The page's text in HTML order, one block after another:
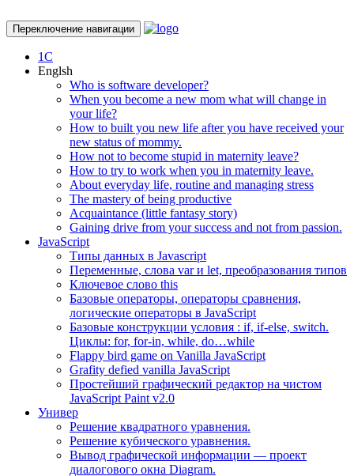
Переключение навигации
1С
Englsh
Who is software developer?
When you become a new mom what will change in
your life?
How to built you new life after you have received your
new status of mommy.
How not to become stupid in maternity leave?
How to try to work when you in maternity leave.
About everyday life, routine and managing stress
The mastery of being productive
Acquaintance (little fantasy story)
Gaining drive from your success and not from passion.
JavaScript
Типы данных в Javascript
Переменные, слова var и let, преобразования типов
Ключевое слово this
Базовые операторы, операторы сравнения,
логические операторы в JavaScript
Базовые конструкции условия : if, if-else, switch.
Циклы: for, for-in, while, do…while
Flappy bird game on Vanilla JavaScript
Grafity defied vanilla JavaScript
Простейший графический редактор на чистом
JavaScript Paint v2.0
Универ
Решение квадратного уравнения.
Решение кубического уравнения.
Вывод графической информации — проект
диалогового окна Diagram.